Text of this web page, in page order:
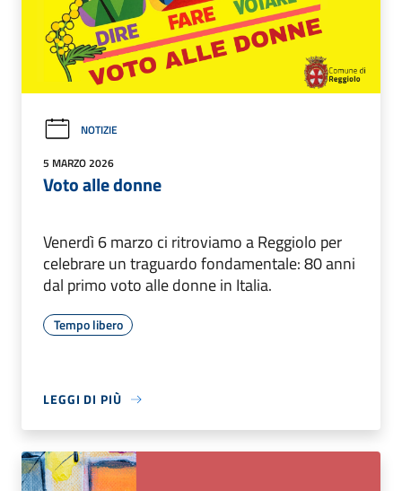
NOTIZIE
5 MARZO 2026
Voto alle donne
Venerdì 6 marzo ci ritroviamo a Reggiolo per
celebrare un traguardo fondamentale: 80 anni
dal primo voto alle donne in Italia.
Tempo libero
LEGGI DI PIÙ